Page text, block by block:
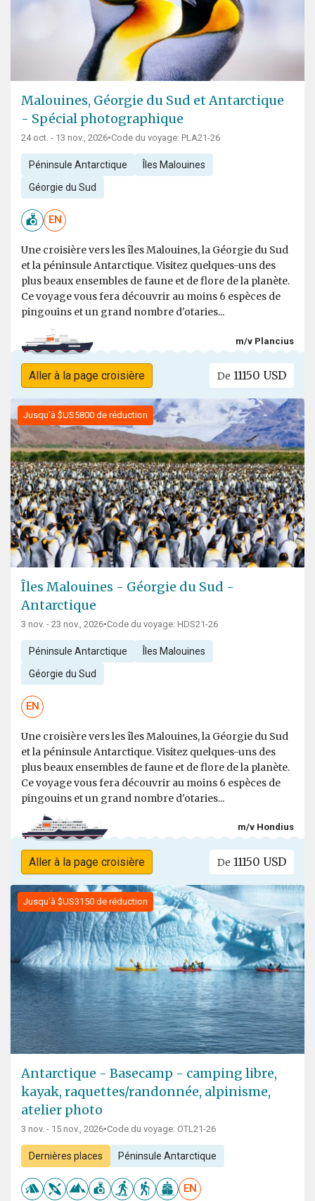
Malouines, Géorgie du Sud et Antarctique
- Spécial photographique
24 oct. - 13 nov., 2026•Code du voyage: PLA21-26
Péninsule Antarctique Îles Malouines
Géorgie du Sud
EN
Une croisière vers les îles Malouines, la Géorgie du Sud
et la péninsule Antarctique. Visitez quelques-uns des
plus beaux ensembles de faune et de flore de la planète.
Ce voyage vous fera découvrir au moins 6 espèces de
pingouins et un grand nombre d'otaries...
m/v Plancius
Aller à la page croisière De 11150 USD
Jusqu'à $US5800 de réduction
Îles Malouines - Géorgie du Sud -
Antarctique
3 nov. - 23 nov., 2026•Code du voyage: HDS21-26
Péninsule Antarctique Îles Malouines
Géorgie du Sud
EN
Une croisière vers les îles Malouines, la Géorgie du Sud
et la péninsule Antarctique. Visitez quelques-uns des
plus beaux ensembles de faune et de flore de la planète.
Ce voyage vous fera découvrir au moins 6 espèces de
pingouins et un grand nombre d'otaries...
m/v Hondius
Aller à la page croisière De 11150 USD
Jusqu'à $US3150 de réduction
Antarctique - Basecamp - camping libre,
kayak, raquettes/randonnée, alpinisme,
atelier photo
3 nov. - 15 nov., 2026•Code du voyage: OTL21-26
Dernières places Péninsule Antarctique
EN